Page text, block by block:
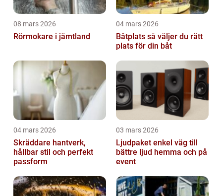
08 mars 2026
Rörmokare i jämtland
04 mars 2026
Båtplats så väljer du rätt
plats för din båt
04 mars 2026
Skräddare hantverk,
hållbar stil och perfekt
passform
03 mars 2026
Ljudpaket enkel väg till
bättre ljud hemma och på
event